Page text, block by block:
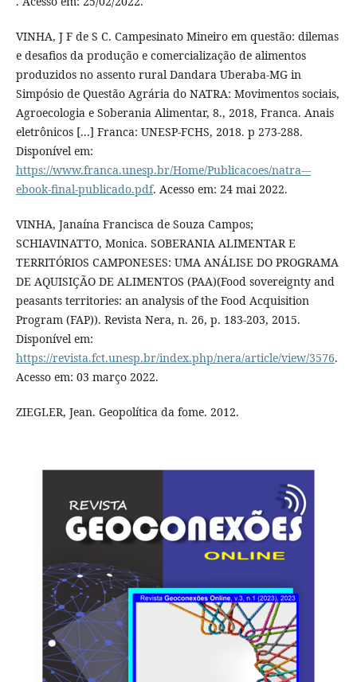
VINHA, J F de S C. Campesinato Mineiro em questão: dilemas
e desafios da produção e comercialização de alimentos
produzidos no assento rural Dandara Uberaba-MG in
Simpósio de Questão Agrária do NATRA: Movimentos sociais,
Agroecologia e Soberania Alimentar, 8., 2018, Franca. Anais
eletrônicos [...] Franca: UNESP-FCHS, 2018. p 273-288.
Disponível em:
https://www.franca.unesp.br/Home/Publicacoes/natra---
ebook-final-publicado.pdf. Acesso em: 24 mai 2022.
VINHA, Janaína Francisca de Souza Campos;
SCHIAVINATTO, Monica. SOBERANIA ALIMENTAR E
TERRITÓRIOS CAMPONESES: UMA ANÁLISE DO PROGRAMA
DE AQUISIÇÃO DE ALIMENTOS (PAA)(Food sovereignty and
peasants territories: an analysis of the Food Acquisition
Program (FAP)). Revista Nera, n. 26, p. 183-203, 2015.
Disponível em:
https://revista.fct.unesp.br/index.php/nera/article/view/3576.
Acesso em: 03 março 2022.
ZIEGLER, Jean. Geopolítica da fome. 2012.